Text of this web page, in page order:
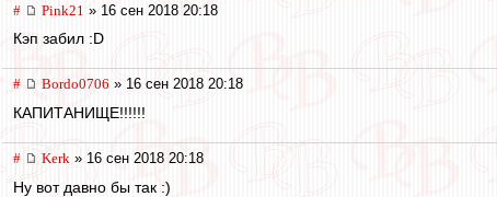
# Pink21 » 16 сен 2018 20:18
Кэп забил :D
# Bordo0706 » 16 сен 2018 20:18
КАПИТАНИЩЕ!!!!!!
# Kerk » 16 сен 2018 20:18
Ну вот давно бы так :)